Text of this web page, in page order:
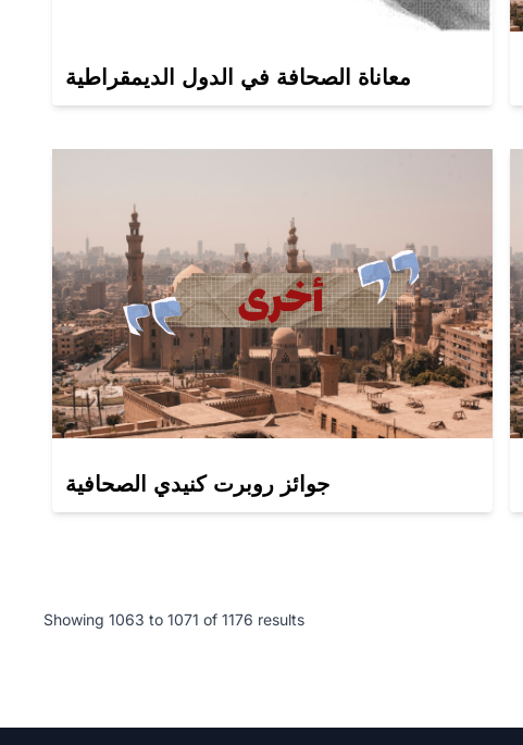
معاناة الصحافة في الدول الديمقراطية
جوائز روبرت كنيدي الصحافية
Showing 1063 to 1071 of 1176 results